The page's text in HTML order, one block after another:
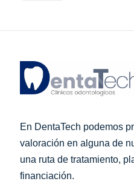
En DentaTech podemos
valoración en alguna de
una ruta de tratamiento,
financiación.